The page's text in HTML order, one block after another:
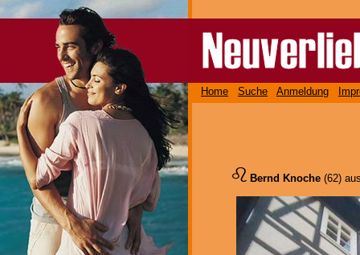
Home Suche Anmeldung
Bernd Knoche(62)